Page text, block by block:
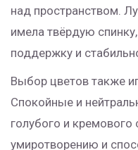
над пространством.
имела твёрдую
поддержку и
Выбор цветов также
Спокойные и
голубого и
умиротворению и